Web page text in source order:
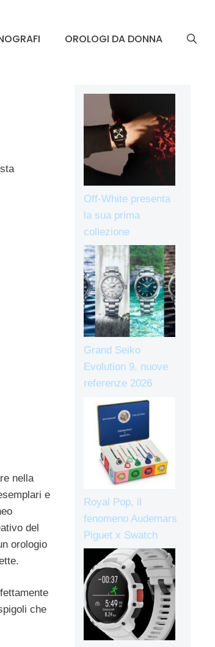
OROLOGI DA DONNA
nella
e
del
orologio
che
Off-White presenta
la sua prima
collezione
Grand Seiko
Evolution 9, nuove
referenze 2026
Royal Pop, il
fenomeno Audemars
Piguet x Swatch